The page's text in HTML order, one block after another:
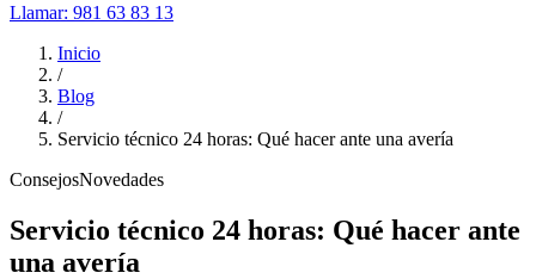
Llamar: 981 63 83 13
Inicio
/
Blog
/
Servicio técnico 24 horas: Qué hacer ante una avería
ConsejosNovedades
Servicio técnico 24 horas: Qué hacer ante
una avería